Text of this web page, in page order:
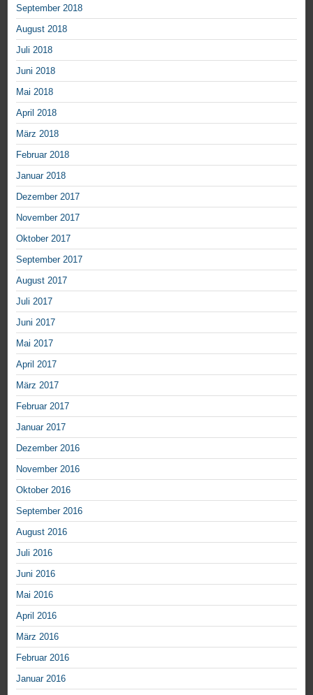
September 2018
August 2018
Juli 2018
Juni 2018
Mai 2018
April 2018
März 2018
Februar 2018
Januar 2018
Dezember 2017
November 2017
Oktober 2017
September 2017
August 2017
Juli 2017
Juni 2017
Mai 2017
April 2017
März 2017
Februar 2017
Januar 2017
Dezember 2016
November 2016
Oktober 2016
September 2016
August 2016
Juli 2016
Juni 2016
Mai 2016
April 2016
März 2016
Februar 2016
Januar 2016